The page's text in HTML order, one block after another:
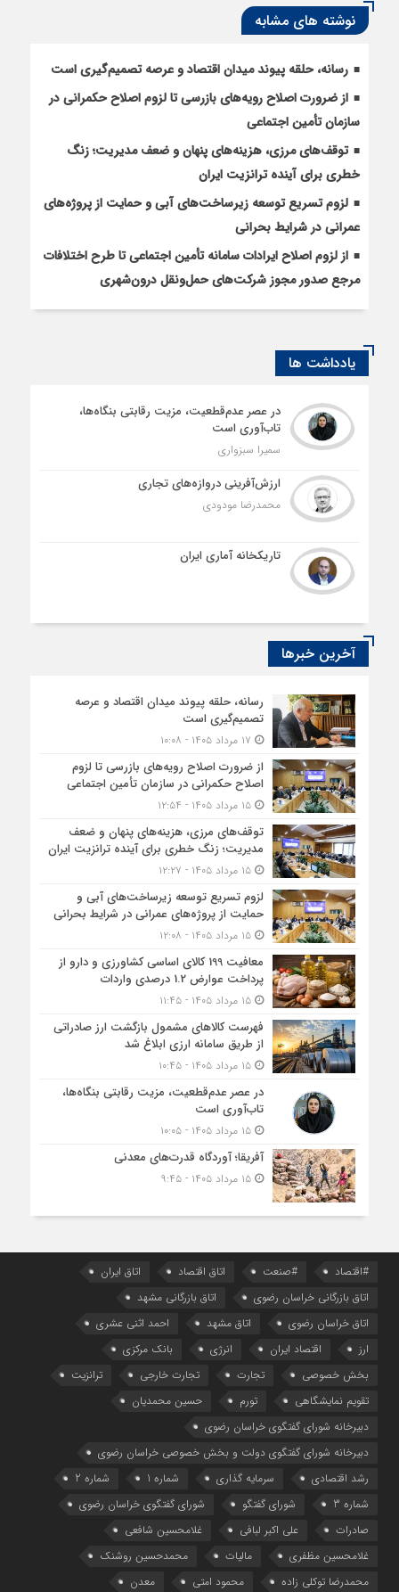
نوشته های مشابه
رسانه، حلقه پیوند میدان اقتصاد و عرصه تصمیم‌گیری است
از ضرورت اصلاح رویه‌های بازرسی تا لزوم اصلاح حکمرانی در
سازمان تأمین اجتماعی
توقف‌های مرزی، هزینه‌های پنهان و ضعف مدیریت؛ زنگ
خطری برای آینده ترانزیت ایران
لزوم تسریع توسعه زیرساخت‌های آبی و حمایت از پروژه‌های
عمرانی در شرایط بحرانی
از لزوم اصلاح ایرادات سامانه تأمین اجتماعی تا طرح اختلافات
مرجع صدور مجوز شرکت‌های حمل‌ونقل درون‌شهری
یادداشت ها
در عصر عدم‌قطعیت، مزیت رقابتی بنگاه‌ها،
تاب‌آوری است
سمیرا سبزواری
ارزش‌آفرینی دروازه‌های تجاری
محمدرضا مودودی
تاریکخانه آماری ایران
آخرین خبرها
رسانه، حلقه پیوند میدان اقتصاد و عرصه
تصمیم‌گیری است
از ضرورت اصلاح رویه‌های بازرسی تا لزوم
اصلاح حکمرانی در سازمان تأمین اجتماعی
۱۵ مرداد ۱۴۰۵ - ۱۲:۵۴
توقف‌های مرزی، هزینه‌های پنهان و ضعف
مدیریت؛ زنگ خطری برای آینده ترانزیت ایران
۱۵ مرداد ۱۴۰۵ - ۱۲:۲۷
لزوم تسریع توسعه زیرساخت‌های آبی و
حمایت از پروژه‌های عمرانی در شرایط بحرانی
۱۵ مرداد ۱۴۰۵ - ۱۲:۰۸
معافیت 199 کالای اساسی کشاورزی و دارو از
پرداخت عوارض 1.2 درصدی واردات
۱۵ مرداد ۱۴۰۵ - ۱۱:۴۵
فهرست کالاهای مشمول بازگشت ارز صادراتی
از طریق سامانه ارزی ابلاغ شد
۱۵ مرداد ۱۴۰۵ - ۱۰:۴۵
در عصر عدم‌قطعیت، مزیت رقابتی بنگاه‌ها،
تاب‌آوری است
۱۵ مرداد ۱۴۰۵ - ۱۰:۰۵
آفریقا؛ آوردگاه قدرت‌های معدنی
۱۵ مرداد ۱۴۰۵ - ۹:۴۵
#اقتصاد #صنعت اتاق اقتصاد
اتاق ایران
اتاق بازرگانی خراسان رضوی
اتاق بازرگانی مشهد
اتاق خراسان رضوی
اتاق مشهد
احمد اثنی عشری
ارز
اقتصاد ایران انرژی
بانک مرکزی
بخش خصوصی
تجارت تجارت خارجی
ترانزیت
تقویم نمایشگاهی
تورم
حسین محمدیان
دبیرخانه شورای گفتگوی خراسان رضوی
دبیرخانه شورای گفتگوی دولت و بخش خصوصی خراسان رضوی
رشد اقتصادی
سرمایه گذاری شماره 1
شماره 2
شماره 3
شورای گفتگو
شورای گفتگوی خراسان رضوی
صادرات
علی اکبر لبافی
غلامحسین شافعی
غلامحسین مظفری
مالیات
محمدحسین روشنک
محمدرضا توکلی زاده
محمود امتی معدن